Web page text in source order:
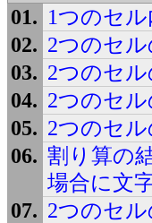
1つのセ
2つのセ
2つのセ
2つのセ
2つのセ
割り算の
場合に文
2つのセ